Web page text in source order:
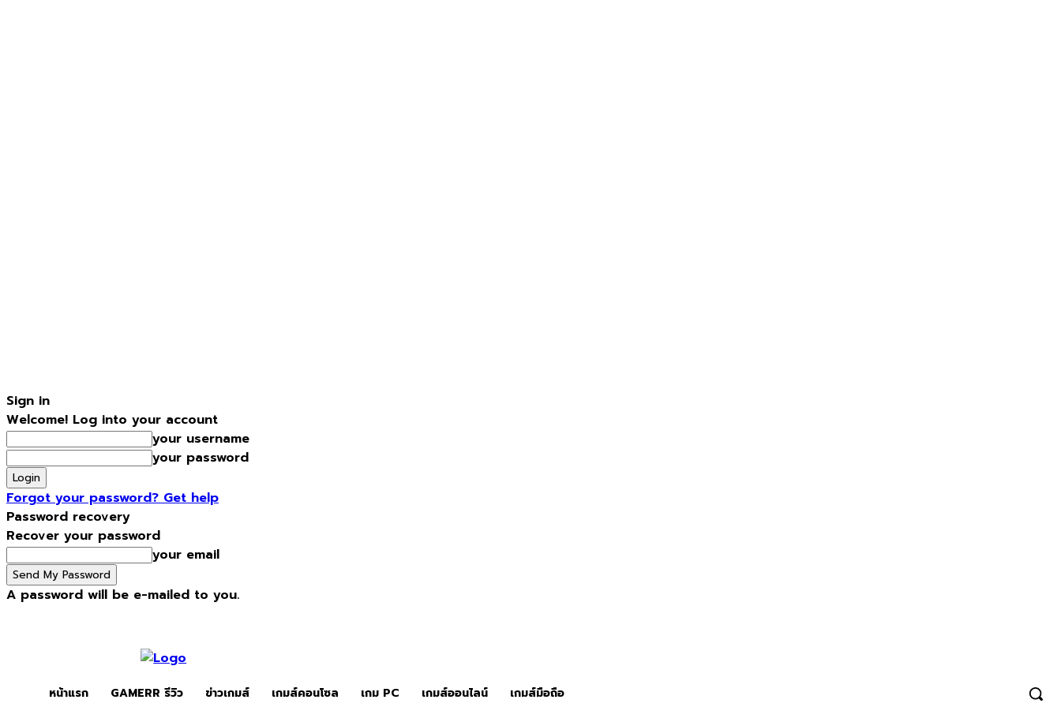
Sign in
Welcome! Log into your account
your username
your password
Forgot your password? Get help
Password recovery
Recover your password
your email
A password will be e-mailed to you.
หน้าแรก GAMERR รีวิว ข่าวเกมส์ เกมส์คอนโซล เกม PC เกมส์ออนไลน์ เกมส์มือถือ